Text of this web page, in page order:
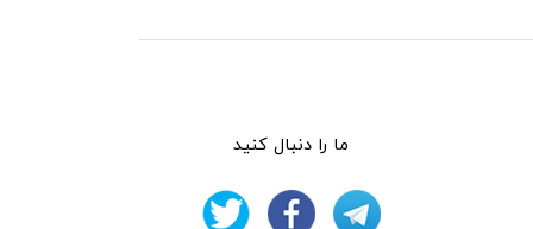
ما را دنبال کنید